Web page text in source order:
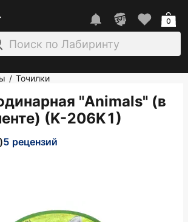
0
/ Точилки
"Animals" (в
(K-206K1)
5 рецензий